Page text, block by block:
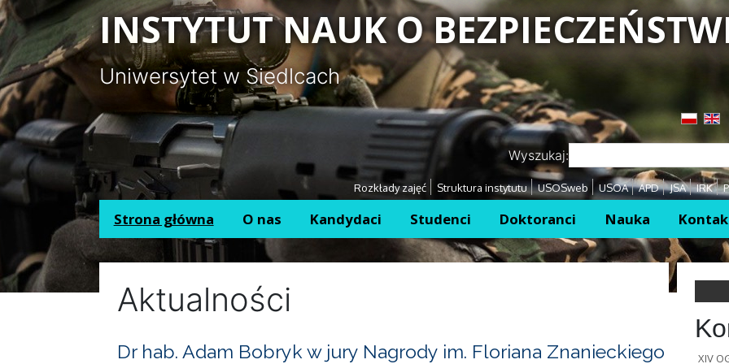
Panel zarządzania plikami cookies
INSTYTUT NAUK O
Uniwersytet w Siedlcach
Przejdź
Przejdź
Wyszukaj:
Rozkłady zajęć Struktura instytutu USOSweb USOA APD JSA IRK
Strona główna O nas Kandydaci Studenci Doktoranci Nauka
Aktualności
Dr hab. Adam Bobryk w jury Nagrody im. Floriana Znanieckiego XIV